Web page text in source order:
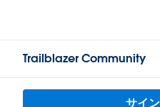
Trailblazer Community
サイ